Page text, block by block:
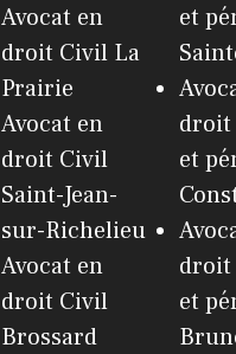
Avocat en
droit Civil La
Prairie
Avocat en
droit Civil
Saint-Jean-
sur-Richelieu
Avocat en
droit Civil
Brossard
et
et
et